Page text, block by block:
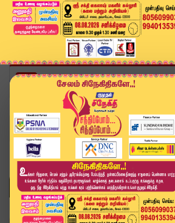
Home Topics Marriage
MARRIAGE